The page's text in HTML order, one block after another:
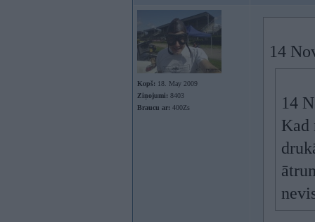
Kopš: 18. May 2009
Ziņojumi: 8403
Braucu ar: 400Zs
14
14
Kad